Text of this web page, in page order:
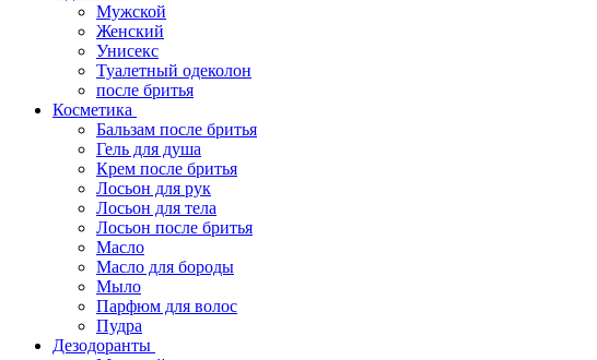
Мужской
Женский
Унисекс
Туалетный одеколон
после бритья
Косметика
Бальзам после бритья
Гель для душа
Крем после бритья
Лосьон для рук
Лосьон для тела
Лосьон после бритья
Масло
Масло для бороды
Мыло
Парфюм для волос
Пудра
Дезодоранты